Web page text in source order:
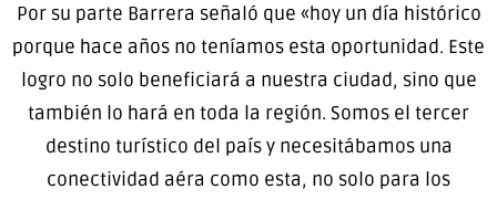
Por su parte Barrera señaló que «hoy un día histórico
porque hace años no teníamos esta oportunidad. Este
logro no solo beneficiará a nuestra ciudad, sino que
también lo hará en toda la región. Somos el tercer
destino turístico del país y necesitábamos una
conectividad aéra como esta, no solo para los